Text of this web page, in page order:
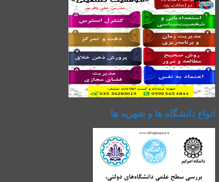
انواع دانشگاه ها و شهریه ها